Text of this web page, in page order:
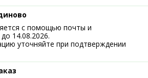
с помощью почты и
14.08.2026.
уточняйте при подтверждении